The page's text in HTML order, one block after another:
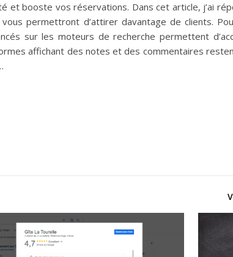
et booste vos réservations. Dans cet article, j’ai
permettront d’attirer davantage de clients.
sur les moteurs de recherche permettent
affichant des notes et des commentaires